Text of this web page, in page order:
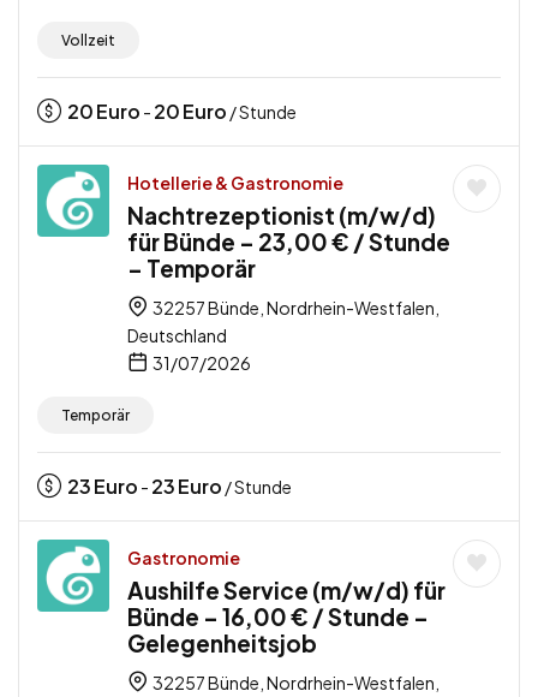
Vollzeit
20Euro - 20Euro / Stunde
Hotellerie & Gastronomie
Nachtrezeptionist (m/w/d)
für Bünde – 23,00 € / Stunde
– Temporär
32257 Bünde, Nordrhein-Westfalen,
Deutschland
31/07/2026
Temporär
23Euro - 23Euro / Stunde
Gastronomie
Aushilfe Service (m/w/d) für
Bünde – 16,00 € / Stunde –
Gelegenheitsjob
32257 Bünde, Nordrhein-Westfalen,